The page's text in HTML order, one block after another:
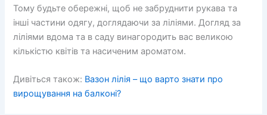
Тому будьте обережні, щоб не забруднити рукава та
інші частини одягу, доглядаючи за ліліями. Догляд за
ліліями вдома та в саду винагородить вас великою
кількістю квітів та насиченим ароматом.
Дивіться також: Вазон лілія – що варто знати про
вирощування на балконі?